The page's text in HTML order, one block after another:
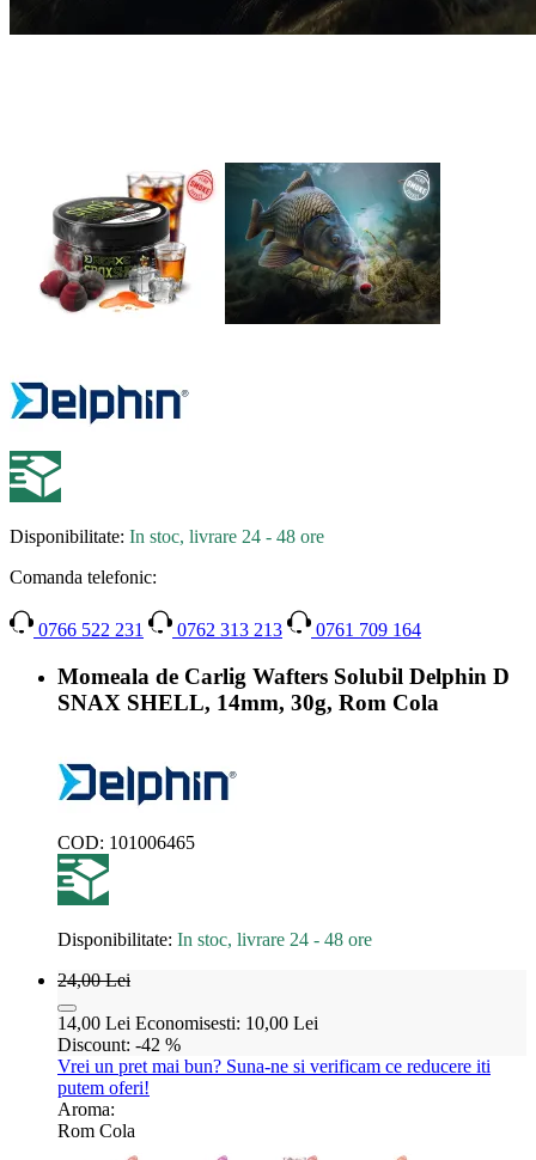
Disponibilitate: In stoc, livrare 24 - 48 ore
Comanda telefonic:
0766 522 231 0762 313 213 0761 709 164
Momeala de Carlig Wafters Solubil Delphin D
SNAX SHELL, 14mm, 30g, Rom Cola
COD: 101006465
Disponibilitate: In stoc, livrare 24 - 48 ore
24,00 Lei
14,00 Lei Economisesti: 10,00 Lei
Discount: -42 %
Vrei un pret mai bun? Suna-ne si verificam ce reducere iti
putem oferi!
Aroma:
Rom Cola